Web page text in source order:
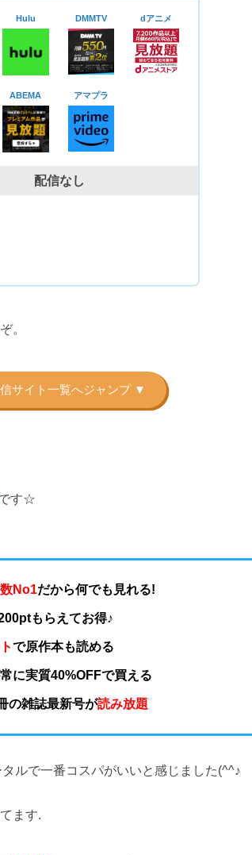
Hulu DMMTV dアニメ
ABEMA アマプラ
配信なし
。
す☆
No1だから何でも見れる!
もらえてお得♪
で原作本も読める
に実質40%OFFで買える
の雑誌最新号が読み放題
ルで一番コスパがいいと感じました(^^♪
ます.